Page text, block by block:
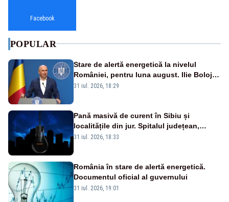
Facebook
POPULAR
Stare de alertă energetică la nivelul
României, pentru luna august. Ilie Bolojan
a anunțat importuri și posibile restricții –
31 iul. 2026, 18:29
Pană masivă de curent în Sibiu și
localitățile din jur. Spitalul județean,
semafoarele, rețelele de telefonie, grav
31 iul. 2026, 18:33
România în stare de alertă energetică.
Documentul oficial al guvernului
31 iul. 2026, 19:01